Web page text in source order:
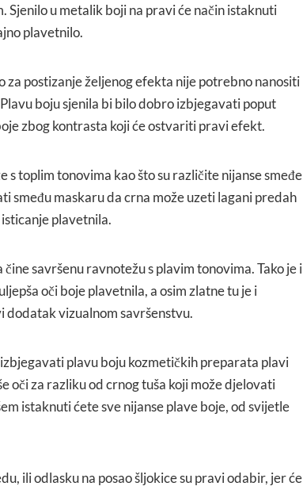
Sjenilo u metalik boji na pravi će način istaknuti
plavetnilo.
za postizanje željenog efekta nije potrebno nanositi
boju sjenila bi bilo dobro izbjegavati poput
zbog kontrasta koji će ostvariti pravi efekt.
s toplim tonovima kao što su različite nijanse smeđe
smeđu maskaru da crna može uzeti lagani predah
plavetnila.
savršenu ravnotežu s plavim tonovima. Tako je i
oči boje plavetnila, a osim zlatne tu je i
dodatak vizualnom savršenstvu.
plavu boju kozmetičkih preparata plavi
oči za razliku od crnog tuša koji može djelovati
istaknuti ćete sve nijanse plave boje, od svijetle
ili odlasku na posao šljokice su pravi odabir, jer će